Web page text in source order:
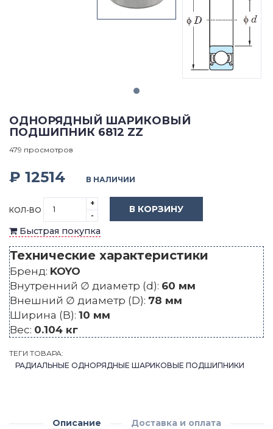
ОДНОРЯДНЫЙ ШАРИКОВЫЙ
ПОДШИПНИК 6812 ZZ
479 просмотров
₽ 12514 В НАЛИЧИИ
КОЛ-ВО
+
-
В КОРЗИНУ
Быстрая покупка
Технические характеристики
Бренд: KOYO
Внутренний ∅ диаметр (d): 60 мм
Внешний ∅ диаметр (D): 78 мм
Ширина (B): 10 мм
Вес: 0.104 кг
ТЕГИ ТОВАРА:
РАДИАЛЬНЫЕ ОДНОРЯДНЫЕ ШАРИКОВЫЕ ПОДШИПНИКИ
Описание Доставка и оплата